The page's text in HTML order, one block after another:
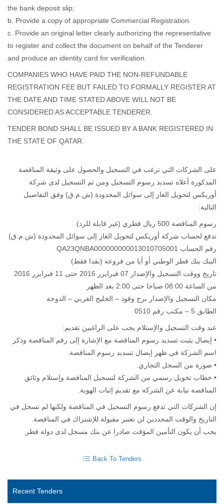
the bank deposit slip;
b. Provide a copy of appropriate Commercial Registration.
c. Provide an original letter clearly authorizing the representative
to register and collect the document on behalf of the Tenderer
and produce an identity card for verification.
COMPANIES WHO HAVE PAID THE NON-REFUNDABLE
REGISTRATION FEE BUT FAILED TO FORMALLY REGISTER AT
THE DATE AND TIME STATED ABOVE WILL NOT BE
CONSIDERED AS ACCEPTABLE TENDERER.
TENDER BOND SHALL BE ISSUED BY A BANK REGISTERED IN
THE STATE OF QATAR.
على الشركات التي ترغب في التسجيل والحصول على وثيقة المناقصة
المذكورة أعلاه تسديد رسوم التسجيل ومن ثم التسجيل لدى شركة
أوريكس لتحويل الغاز إلى سوائل المحدودة (ش.م.ق) وفق التفاصيل
التالية:
رسوم المناقصة 500 ريال قطري (غير قابلة للرد)
تدفع لحساب شركة أوريكس لتحويل الغاز إلى سوائل المحدودة (ش.م.ق)
رقم الحساب QA23QNBA000000000013010705001
البنك بنك قطر الوطني أو أيا من فروعه (نقدا فقط)
تاريخ ووقت التسجيل والإصدار 07 فبرايرر 2016 حتى 11 فبرايرر 2016
من الساعة 08:00 صباحا حتى 2:00 بعد الظهر
مكان التسجيل والإصدار برج وقود – الخليج الغربي – الدوحة
الطابق 5 – مكتب رقم 0510
عند وقت التسجيل والإستلام يجب على الراغبين تقديم:
• إيصال يثبت تسديد رسوم المناقصة مع الإشارة إلى رقم المناقصة وذكر
اسم الشركة في ظهر إيصال تسديد رسوم المناقصة.
• صورة من السجل التجاري.
• خطاب تخويل رسمي من الشركة لتسجيل المناقصة وإستلام وثائق
المناقصة نيابة عن الشركة مع تقديم إثبات الهوية.
إن الشركات التي تدفع رسوم التسجيل في المناقصة ولكنها لم تسجل في
التاريخ والوقت المحددين لن تعتبر مقبولة للإشتراك في المناقصة.
يجب أن يكون التأمين المؤقت صادرا عن بنك مسجل لدى دولة قطر.
Back To Tenders
Recent Tenders